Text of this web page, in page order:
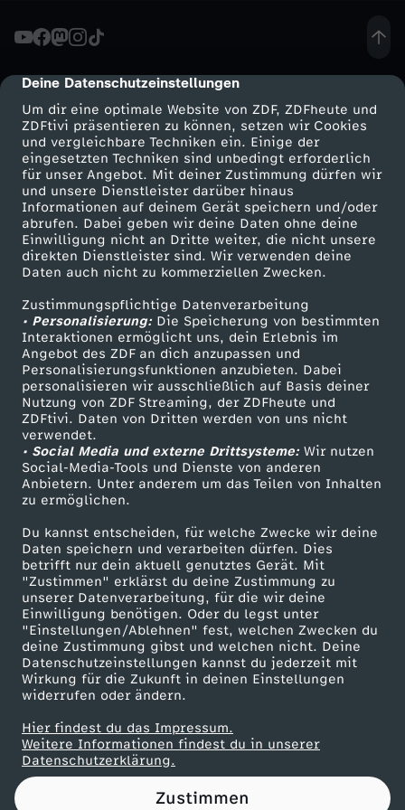
cmp-dialog-description
Deine Datenschutzeinstellungen
Um dir eine optimale Website von ZDF, ZDFheute und
ZDFtivi präsentieren zu können, setzen wir Cookies
und vergleichbare Techniken ein. Einige der
eingesetzten Techniken sind unbedingt erforderlich
für unser Angebot. Mit deiner Zustimmung dürfen wir
und unsere Dienstleister darüber hinaus
Informationen auf deinem Gerät speichern und/oder
abrufen. Dabei geben wir deine Daten ohne deine
Einwilligung nicht an Dritte weiter, die nicht unsere
direkten Dienstleister sind. Wir verwenden deine
Daten auch nicht zu kommerziellen Zwecken.
Zustimmungspflichtige Datenverarbeitung
• Personalisierung:Die Speicherung von bestimmten
Interaktionen ermöglicht uns, dein Erlebnis im
Angebot des ZDF an dich anzupassen und
Personalisierungsfunktionen anzubieten. Dabei
personalisieren wir ausschließlich auf Basis deiner
Nutzung von ZDF Streaming, der ZDFheute und
ZDFtivi. Daten von Dritten werden von uns nicht
verwendet.
• Social Media und externe Drittsysteme:Wir nutzen
Social-Media-Tools und Dienste von anderen
Anbietern. Unter anderem um das Teilen von Inhalten
zu ermöglichen.
Du kannst entscheiden, für welche Zwecke wir deine
Daten speichern und verarbeiten dürfen. Dies
betrifft nur dein aktuell genutztes Gerät. Mit
"Zustimmen" erklärst du deine Zustimmung zu
unserer Datenverarbeitung, für die wir deine
Einwilligung benötigen. Oder du legst unter
"Einstellungen/Ablehnen" fest, welchen Zwecken du
deine Zustimmung gibst und welchen nicht. Deine
Datenschutzeinstellungen kannst du jederzeit mit
Wirkung für die Zukunft in deinen Einstellungen
widerrufen oder ändern.
Hier findest du das Impressum.
Weitere Informationen findest du in unserer
Datenschutzerklärung.
Zustimmen
u
n
d
T
r
a
u
m
a
Mehr ZDF
ZDF-Apps
Smart TV
ZDFtext
Livestreams
Sendungen A-Z
TV-Programm
Service
ZDFmitreden
Kontakt zum ZDF
Tickets
Zuschauerservice
Hilfe
ZDF Unternehmen
Karriere
ZDF goes Schule
Werbefernsehen
Mainzelmännchen
Partner